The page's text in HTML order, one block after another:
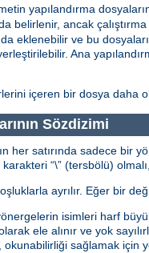
yapılandırma
belirlenir, ancak çalıştırma
eklenebilir ve bu
Ana
içeren bir dosya daha
Sözdizimi
her satırında sadece bir
“\” (tersbölü)
ayrılır. Eğer bir
isimleri harf
ele alınır ve yok
sağlamak için